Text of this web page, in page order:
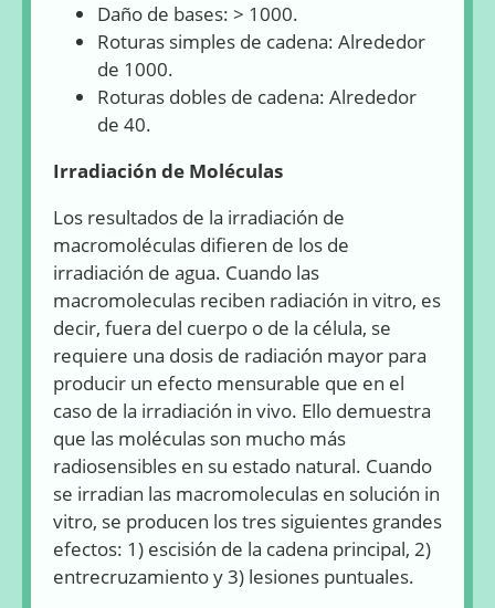
Daño de bases: > 1000.
Roturas simples de cadena: Alrededor
de 1000.
Roturas dobles de cadena: Alrededor
de 40.
Irradiación de Moléculas
Los resultados de la irradiación de
macromoléculas difieren de los de
irradiación de agua. Cuando las
macromoleculas reciben radiación in vitro, es
decir, fuera del cuerpo o de la célula, se
requiere una dosis de radiación mayor para
producir un efecto mensurable que en el
caso de la irradiación in vivo. Ello demuestra
que las moléculas son mucho más
radiosensibles en su estado natural. Cuando
se irradian las macromoleculas en solución in
vitro, se producen los tres siguientes grandes
efectos: 1) escisión de la cadena principal, 2)
entrecruzamiento y 3) lesiones puntuales.